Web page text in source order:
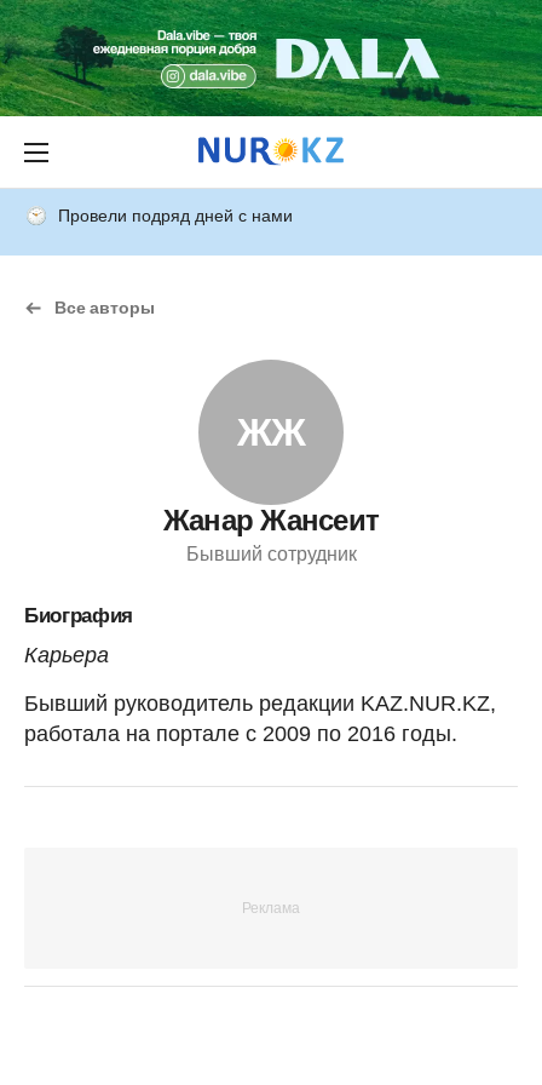
Провели подряд дней с нами
Все авторы
ЖЖ
Жанар Жансеит
Бывший сотрудник
Биография
Карьера
Бывший руководитель редакции KAZ.NUR.KZ,
работала на портале с 2009 по 2016 годы.